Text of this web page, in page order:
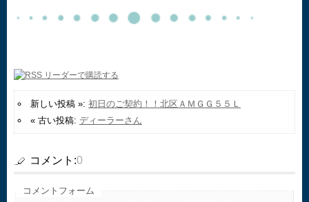
新しい投稿 »: 初日のご契約！！北区ＡＭＧＧ５５Ｌ
« 古い投稿: ディーラーさん
コメント:0
コメントフォーム